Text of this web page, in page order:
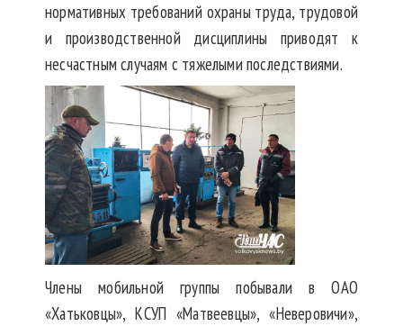
нормативных требований охраны труда, трудовой
и производственной дисциплины приводят к
несчастным случаям с тяжелыми последствиями.
Члены мобильной группы побывали в ОАО
«Хатьковцы», КСУП «Матвеевцы», «Неверовичи»,